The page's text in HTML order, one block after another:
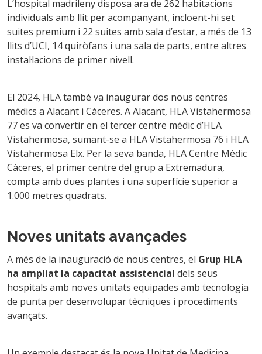
L’hospital madrileny disposa ara de 262 habitacions
individuals amb llit per acompanyant, incloent-hi set
suites premium i 22 suites amb sala d’estar, a més de 13
llits d’UCI, 14 quiròfans i una sala de parts, entre altres
instal·lacions de primer nivell.
El 2024, HLA també va inaugurar dos nous centres
mèdics a Alacant i Càceres. A Alacant, HLA Vistahermosa
77 es va convertir en el tercer centre mèdic d’HLA
Vistahermosa, sumant-se a HLA Vistahermosa 76 i HLA
Vistahermosa Elx. Per la seva banda, HLA Centre Mèdic
Càceres, el primer centre del grup a Extremadura,
compta amb dues plantes i una superfície superior a
1.000 metres quadrats.
Noves unitats avançades
A més de la inauguració de nous centres, el Grup HLA
ha ampliat la capacitat assistencial dels seus
hospitals amb noves unitats equipades amb tecnologia
de punta per desenvolupar tècniques i procediments
avançats.